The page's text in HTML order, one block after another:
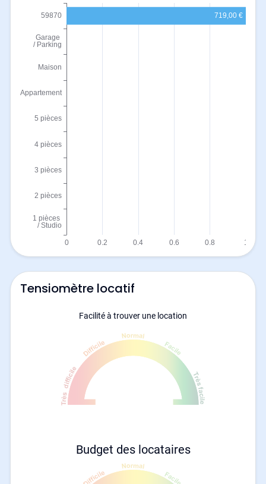
Tensiomètre locatif
Facilité à trouver une location
Budget des locataires